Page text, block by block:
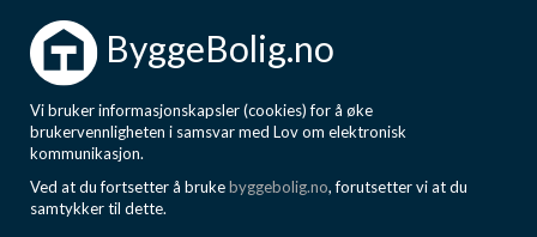
ByggeBolig.no
Vi bruker informasjonskapsler (cookies) for å øke
brukervennligheten i samsvar med Lov om elektronisk
kommunikasjon.
Ved at du fortsetter å brukebyggebolig.no, forutsetter vi at du
samtykker til dette.